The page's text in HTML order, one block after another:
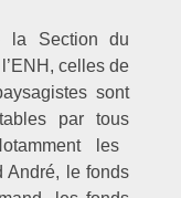
la Section du
celles de
sont
par tous
les
André, le fonds